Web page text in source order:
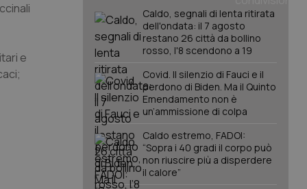
e
Caldo, segnali di lenta ritirata
dell'ondata: il 7 agosto
restano 26 città da bollino
rosso, l'8 scendono a 19
Covid. Il silenzio di Fauci e il
perdono di Biden. Ma il Quinto
Emendamento non è
un’ammissione di colpa
Caldo estremo, FADOI:
“Sopra i 40 gradi il corpo può
non riuscire più a disperdere
il calore”